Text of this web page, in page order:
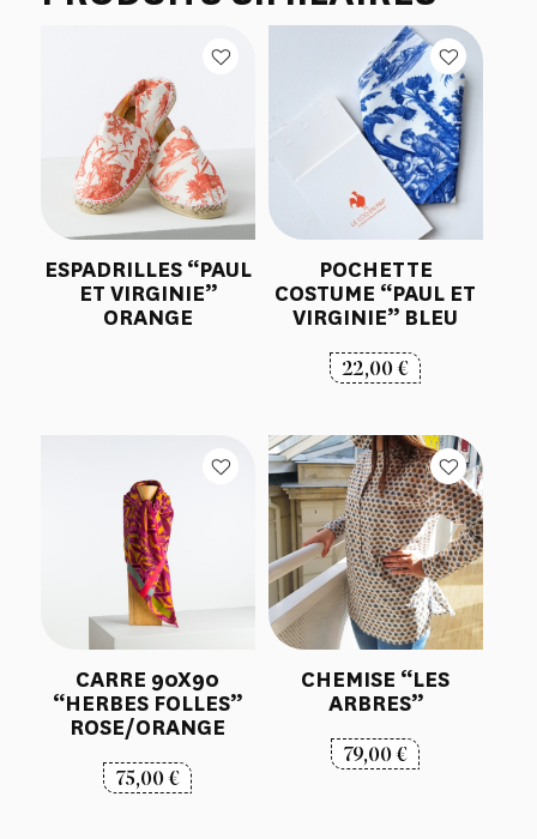
ESPADRILLES “PAUL
ET VIRGINIE”
ORANGE
POCHETTE
COSTUME “PAUL ET
VIRGINIE” BLEU
22,00€
CARRE 90X90
“HERBES FOLLES”
ROSE/ORANGE
75,00€
CHEMISE “LES
ARBRES”
79,00€